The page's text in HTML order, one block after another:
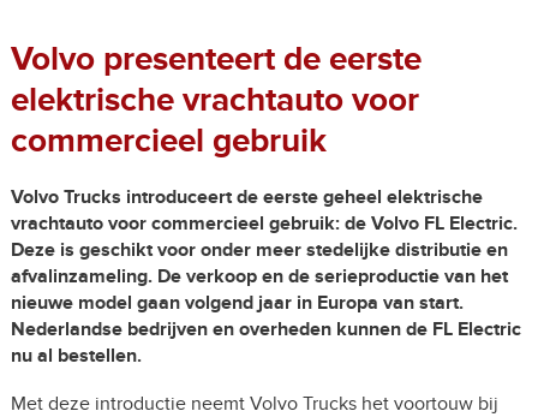
Volvo presenteert de eerste
elektrische vrachtauto voor
commercieel gebruik
Volvo Trucks introduceert de eerste geheel elektrische
vrachtauto voor commercieel gebruik: de Volvo FL Electric.
Deze is geschikt voor onder meer stedelijke distributie en
afvalinzameling. De verkoop en de serieproductie van het
nieuwe model gaan volgend jaar in Europa van start.
Nederlandse bedrijven en overheden kunnen de FL Electric
nu al bestellen.
Met deze introductie neemt Volvo Trucks het voortouw bij